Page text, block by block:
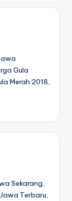
Gula
Merah 2018,
Sekarang,
Terbaru,